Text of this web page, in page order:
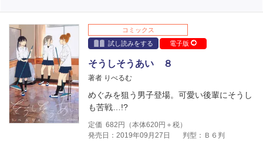
コミックス
試し読みをする
電子版
そうしそうあい ８
著者 りべるむ
めぐみを狙う男子登場。可愛い後輩にそうし
も苦戦…!?
定価 682 円（本体620円＋税）
発売日：2019年09月27日
判型：Ｂ６判